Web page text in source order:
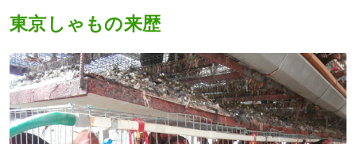
東京しゃもの来歴